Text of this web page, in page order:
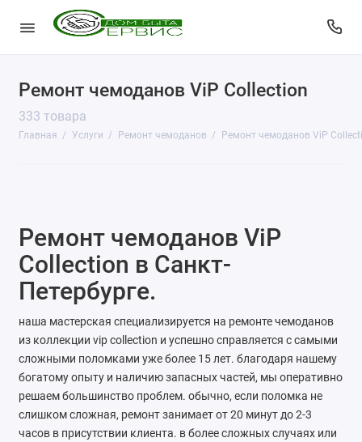
Ремонт чемоданов ViP Collection
333 товара
Главная Услуги Ремонт чемоданов Ремонт чемоданов ViP
КопиЦентр
Сувенирная продукция
Заправка картриджей
Изготовление ключей
Пульты для ворот и шлагбаумов
Ремонт чемоданов
Ателье
Ремонт обуви
Ремонт чемоданов ViP
Collection в Санкт-
Петербурге.
наша мастерская специализируется на ремонте чемоданов
из коллекции vip collection и успешно справляется с самыми
сложными поломками уже более 15 лет. благодаря нашему
богатому опыту и наличию запасных частей, мы оперативно
решаем большинство проблем. обычно, если поломка не
слишком сложная, ремонт занимает от 20 минут до 2-3
часов в присутствии клиента. в более сложных случаях или